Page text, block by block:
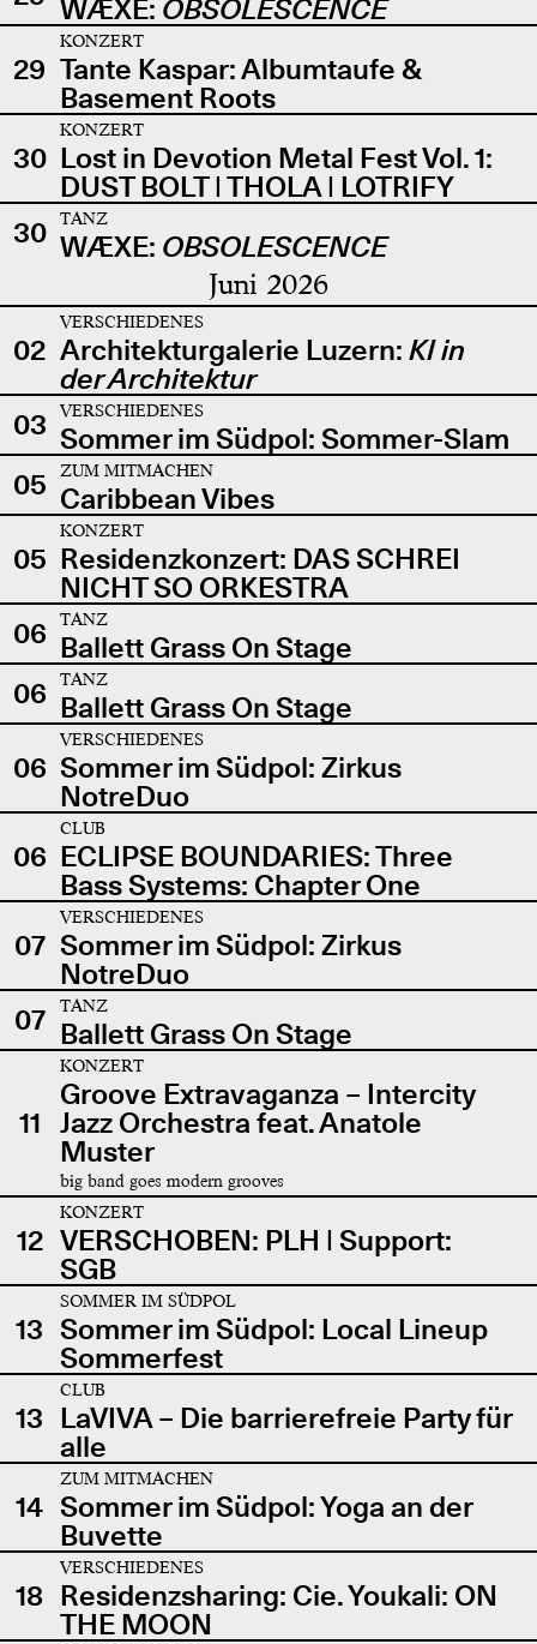
WÆXE: OBSOLESCENCE
29
KONZERT
Tante Kaspar: Albumtaufe &
Basement Roots
30
KONZERT
Lost in Devotion Metal Fest Vol. 1:
DUST BOLT | THOLA | LOTRIFY
30
TANZ
WÆXE: OBSOLESCENCE
Juni 2026
02
VERSCHIEDENES
Architekturgalerie Luzern: KI in
der Architektur
03
VERSCHIEDENES
Sommer im Südpol: Sommer-Slam
05
ZUM MITMACHEN
Caribbean Vibes
05
KONZERT
Residenzkonzert: DAS SCHREI
NICHT SO ORKESTRA
06
TANZ
Ballett Grass On Stage
06
TANZ
Ballett Grass On Stage
06
VERSCHIEDENES
Sommer im Südpol: Zirkus
NotreDuo
06
CLUB
ECLIPSE BOUNDARIES: Three
Bass Systems: Chapter One
07
VERSCHIEDENES
Sommer im Südpol: Zirkus
NotreDuo
07
TANZ
Ballett Grass On Stage
11
KONZERT
Groove Extravaganza – Intercity
Jazz Orchestra feat. Anatole
Muster
big band goes modern grooves
12
KONZERT
VERSCHOBEN: PLH | Support:
SGB
13
SOMMER IM SÜDPOL
Sommer im Südpol: Local Lineup
Sommerfest
13
CLUB
LaVIVA – Die barrierefreie Party für
alle
14
ZUM MITMACHEN
Sommer im Südpol: Yoga an der
Buvette
18
VERSCHIEDENES
Residenzsharing: Cie. Youkali: ON
THE MOON